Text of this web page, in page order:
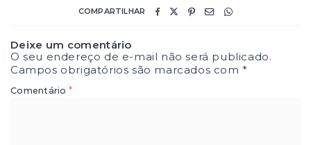
COMPARTILHAR
Deixe um comentário
O seu endereço de e-mail não será publicado.
Campos obrigatórios são marcados com*
Comentário *